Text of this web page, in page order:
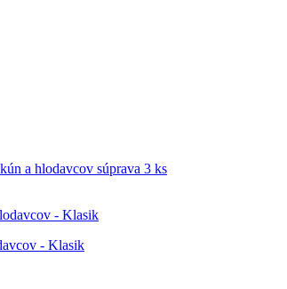
a hlodavcov súprava 3 ks
- Klasik